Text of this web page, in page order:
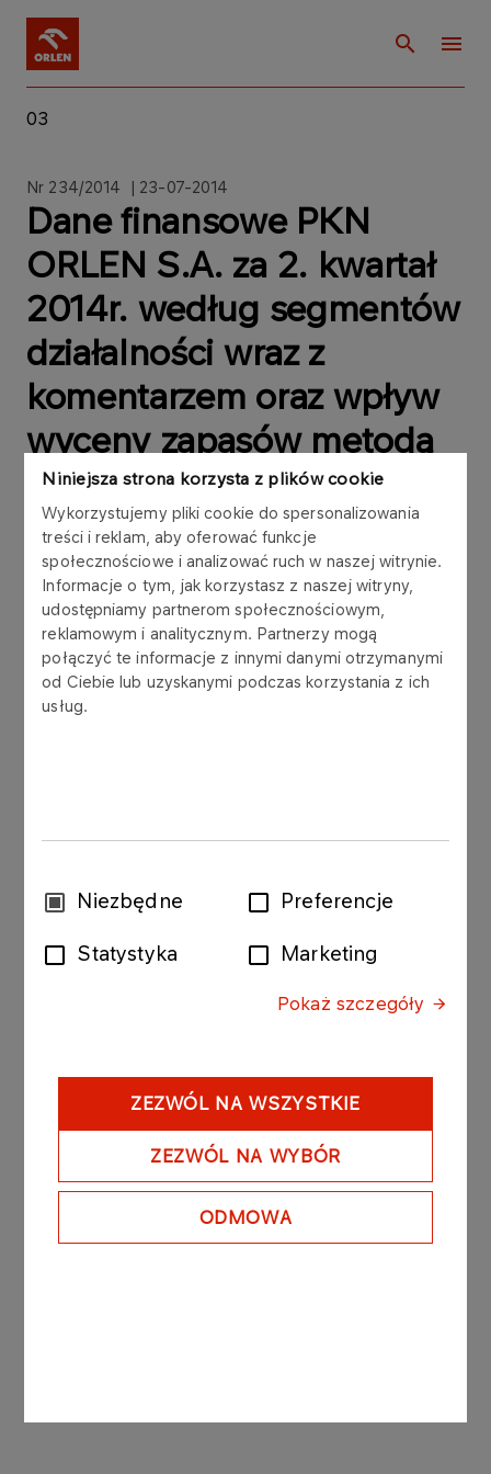
Niniejsza strona korzysta z plików cookie
Wykorzystujemy pliki cookie do spersonalizowania
treści i reklam, aby oferować funkcje
społecznościowe i analizować ruch w naszej witrynie.
Informacje o tym, jak korzystasz z naszej witryny,
udostępniamy partnerom społecznościowym,
reklamowym i analitycznym. Partnerzy mogą
połączyć te informacje z innymi danymi otrzymanymi
od Ciebie lub uzyskanymi podczas korzystania z ich
usług.
WybórNiezbędne Preferencje
Statystyka Marketing
Pokaż szczegóły
ZEZWÓL NA WSZYSTKIE
ZEZWÓL NA WYBÓR
ODMOWA
03
Nr 234/2014 | 23-07-2014
Dane finansowe PKN
ORLEN S.A. za 2. kwartał
2014r. według segmentów
działalności wraz z
komentarzem oraz wpływ
wyceny zapasów metodą
LIFO na te wyniki
finansowe
Zarząd Polskiego Koncernu Naftowego ORLEN
S.A. („PKN ORLEN S.A.”) przekazuje w załączeniu
dane finansowe za okres 2. kwartału 2014 roku
wyniki finansowe PKN ORLEN S.A. i
Kapitałowej ORLEN za okres 2. kwartału 2014
roku.
Raport sporządzono na podstawie art. 56 ust. 1
pkt 1 ustawy z dnia 29 lipca 2005 r. o ofercie
systemu obrotu oraz o spółkach publicznych
(Dz.U. z 2013 r. poz. 1382).
Zarząd PKN ORLEN S.A.
2014r. według segmentów działalności wraz z